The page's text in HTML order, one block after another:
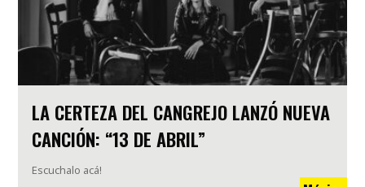
LA CERTEZA DEL CANGREJO LANZÓ NUEVA
CANCIÓN: “13 DE ABRIL”
Escuchalo acá!